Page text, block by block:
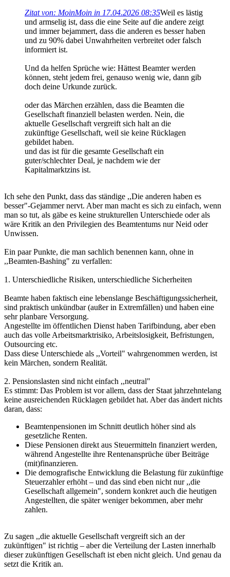
Zitat von: MoinMoin in 17.04.2026 08:35Weil es lästig
und armselig ist, dass die eine Seite auf die andere zeigt
und immer bejammert, dass die anderen es besser haben
und zu 90% dabei Unwahrheiten verbreitet oder falsch
informiert ist.
Und da helfen Sprüche wie: Hättest Beamter werden
können, steht jedem frei, genauso wenig wie, dann gib
doch deine Urkunde zurück.
oder das Märchen erzählen, dass die Beamten die
Gesellschaft finanziell belasten werden. Nein, die
aktuelle Gesellschaft vergreift sich halt an die
zukünftige Gesellschaft, weil sie keine Rücklagen
gebildet haben.
und das ist für die gesamte Gesellschaft ein
guter/schlechter Deal, je nachdem wie der
Kapitalmarktzins ist.
Ich sehe den Punkt, dass das ständige ,,Die anderen haben es
besser"-Gejammer nervt. Aber man macht es sich zu einfach, wenn
man so tut, als gäbe es keine strukturellen Unterschiede oder als
wäre Kritik an den Privilegien des Beamtentums nur Neid oder
Unwissen.
Ein paar Punkte, die man sachlich benennen kann, ohne in
,,Beamten-Bashing" zu verfallen:
1. Unterschiedliche Risiken, unterschiedliche Sicherheiten
Beamte haben faktisch eine lebenslange Beschäftigungssicherheit,
sind praktisch unkündbar (außer in Extremfällen) und haben eine
sehr planbare Versorgung.
Angestellte im öffentlichen Dienst haben Tarifbindung, aber eben
auch das volle Arbeitsmarktrisiko, Arbeitslosigkeit, Befristungen,
Outsourcing etc.
Dass diese Unterschiede als ,,Vorteil" wahrgenommen werden, ist
kein Märchen, sondern Realität.
2. Pensionslasten sind nicht einfach ,,neutral"
Es stimmt: Das Problem ist vor allem, dass der Staat jahrzehntelang
keine ausreichenden Rücklagen gebildet hat. Aber das ändert nichts
daran, dass:
Beamtenpensionen im Schnitt deutlich höher sind als
gesetzliche Renten.
Diese Pensionen direkt aus Steuermitteln finanziert werden,
während Angestellte ihre Rentenansprüche über Beiträge
(mit)finanzieren.
Die demografische Entwicklung die Belastung für zukünftige
Steuerzahler erhöht – und das sind eben nicht nur ,,die
Gesellschaft allgemein", sondern konkret auch die heutigen
Angestellten, die später weniger bekommen, aber mehr
zahlen.
Zu sagen ,,die aktuelle Gesellschaft vergreift sich an der
zukünftigen" ist richtig – aber die Verteilung der Lasten innerhalb
dieser zukünftigen Gesellschaft ist eben nicht gleich. Und genau da
setzt die Kritik an.